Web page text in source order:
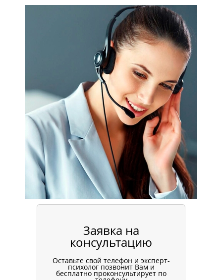
Заявка на
консультацию
Оставьте свой телефон и эксперт-
психолог позвонит Вам и
бесплатно проконсультирует по